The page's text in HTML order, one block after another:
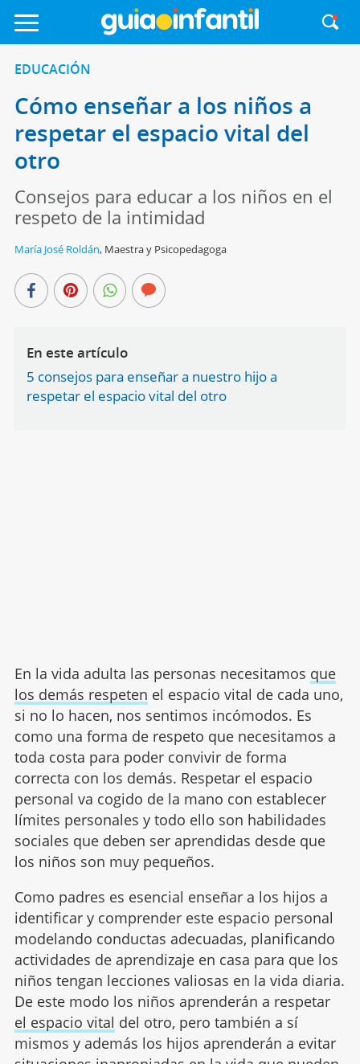
EDUCACIÓN
Cómo enseñar a los niños a
respetar el espacio vital del
otro
Consejos para educar a los niños en el
respeto de la intimidad
María José Roldán, Maestra y Psicopedagoga
En este artículo
5 consejos para enseñar a nuestro hijo a
respetar el espacio vital del otro
En la vida adulta las personas necesitamos que
los demás respeten el espacio vital de cada uno,
si no lo hacen, nos sentimos incómodos. Es
como una forma de respeto que necesitamos a
toda costa para poder convivir de forma
correcta con los demás. Respetar el espacio
personal va cogido de la mano con establecer
límites personales y todo ello son habilidades
sociales que deben ser aprendidas desde que
los niños son muy pequeños.
Como padres es esencial enseñar a los hijos a
identificar y comprender este espacio personal
modelando conductas adecuadas, planificando
actividades de aprendizaje en casa para que los
niños tengan lecciones valiosas en la vida diaria.
De este modo los niños aprenderán a respetar
el espacio vital del otro, pero también a sí
mismos y además los hijos aprenderán a evitar